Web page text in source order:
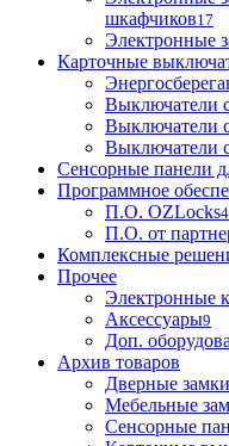
шкафчиков17
Электронные
Карточные
Выключатели
Выключатели
Выключатели
Сенсорные панели
Программное
П.О. OZLocks4
П.О. от
Комплексные
Прочее
Электронные
Аксессуары9
Доп.
Архив товаров
Дверные замки
Мебельные
Сенсорные